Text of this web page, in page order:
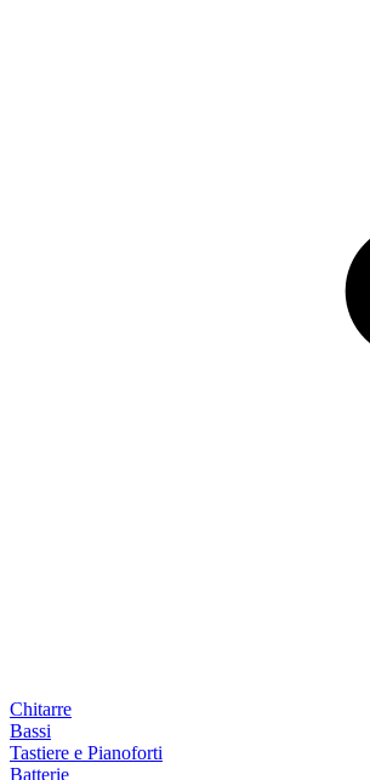
Chitarre
Bassi
Tastiere e Pianoforti
Batterie